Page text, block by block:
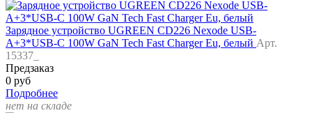
Зарядное устройство UGREEN CD226 Nexode USB-
A+3*USB-C 100W GaN Tech Fast Charger Eu, белый Арт.
15337_
Предзаказ
0 руб
Подробнее
нет на складе